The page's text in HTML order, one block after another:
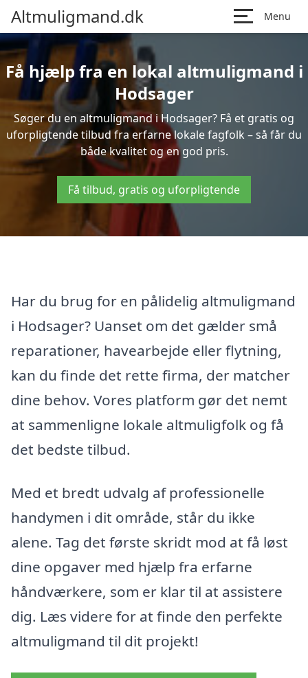
Altmuligmand.dk Menu
Få hjælp fra en lokal altmuligmand i
Hodsager
Søger du en altmuligmand i Hodsager? Få et gratis og
uforpligtende tilbud fra erfarne lokale fagfolk – så får du
både kvalitet og en god pris.
Få tilbud, gratis og uforpligtende
Har du brug for en pålidelig altmuligmand
i Hodsager? Uanset om det gælder små
reparationer, havearbejde eller flytning,
kan du finde det rette firma, der matcher
dine behov. Vores platform gør det nemt
at sammenligne lokale altmuligfolk og få
det bedste tilbud.
Med et bredt udvalg af professionelle
handymen i dit område, står du ikke
alene. Tag det første skridt mod at få løst
dine opgaver med hjælp fra erfarne
håndværkere, som er klar til at assistere
dig. Læs videre for at finde den perfekte
altmuligmand til dit projekt!